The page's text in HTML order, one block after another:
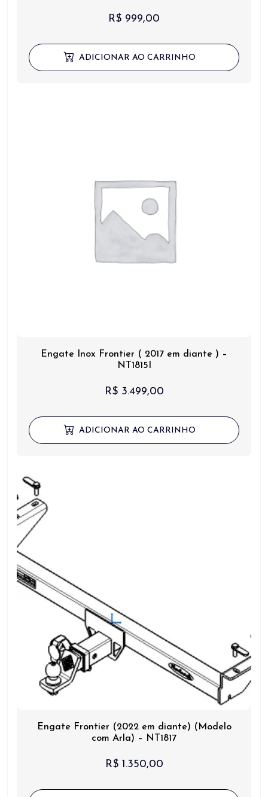
R$ 999,00
ADICIONAR AO CARRINHO
Engate Inox Frontier ( 2017 em diante ) –
NT1815I
R$3.499,00
ADICIONAR AO CARRINHO
Engate Frontier (2022 em diante) (Modelo
com Arla) – NT1817
R$1.350,00